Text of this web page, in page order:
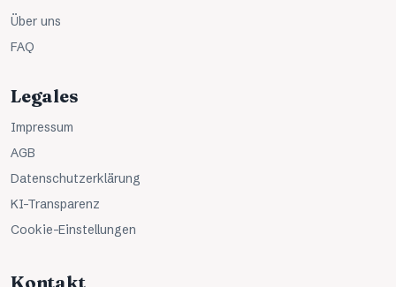
Über uns
FAQ
Legales
Impressum
AGB
Datenschutzerklärung
KI-Transparenz
Cookie-Einstellungen
Kontakt